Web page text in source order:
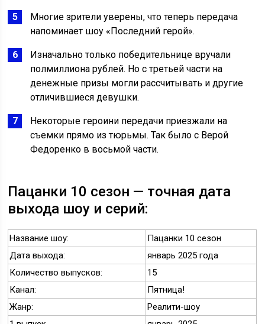
Многие зрители уверены, что теперь передача
напоминает шоу «Последний герой».
Изначально только победительнице вручали
полмиллиона рублей. Но с третьей части на
денежные призы могли рассчитывать и другие
отличившиеся девушки.
Некоторые героини передачи приезжали на
съемки прямо из тюрьмы. Так было с Верой
Федоренко в восьмой части.
Пацанки 10 сезон — точная дата
выхода шоу и серий:
Название шоу:
Пацанки 10 сезон
Дата выхода:
январь 2025 года
Количество выпусков:
15
Канал:
Пятница!
Жанр:
Реалити-шоу